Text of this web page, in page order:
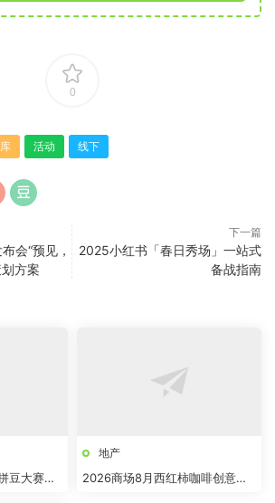
0
活动 线下
会“预见，
方案
下一篇
2025小红书「春日秀场」一站式
备战指南
豆大赛主
地产
2026商场8月西红柿咖啡创意市